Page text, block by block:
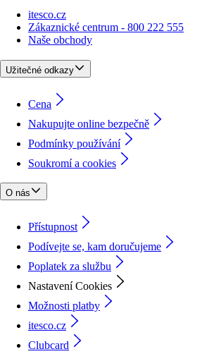
itesco.cz
Zákaznické centrum - 800 222 555
Naše obchody
Užitečné odkazy
Cena
Nakupujte online bezpečně
Podmínky používání
Soukromí a cookies
O nás
Přístupnost
Podívejte se, kam doručujeme
Poplatek za službu
Nastavení Cookies
Možnosti platby
itesco.cz
Clubcard